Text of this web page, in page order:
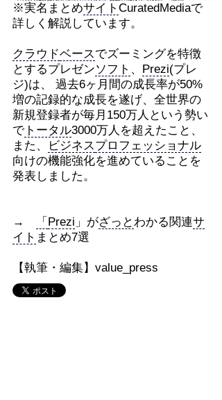
※実名まとめサイト CuratedMediaで
詳しく解説しています。
クラウドベースでズーミングを特徴
とするプレゼンソフト 、 Prezi(プレ
ジ)は、 過去6ヶ月間の成長率が50%
増の記録的な成長を遂げ、全世界の
新規登録者が毎月150万人という勢い
でトータル3000万人を超えたこと、
また、
ビジネスプロフェッショナル
向けの機能強化を進めていることを
発表しました。
→ 「 Prezi 」がざっとわかる関連サ
イト まとめ7選
【執筆・編集】value_press